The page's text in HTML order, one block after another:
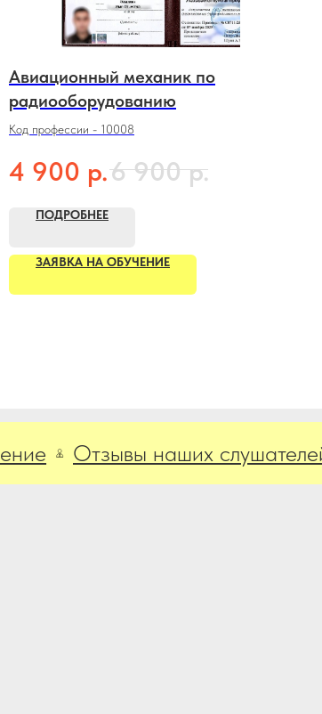
Авиационный механик по
радиооборудованию
Код профессии - 10008
4 900 р.6 900 р.
ПОДРОБНЕЕ
ЗАЯВКА НА ОБУЧЕНИЕ
Отзывы наших слушателей,